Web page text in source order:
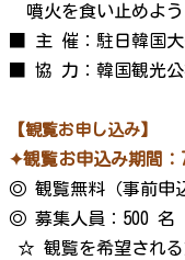
噴火を食い止めよ
■ 主 催：駐日韓国
■ 協 力：韓国観光
【観覧お申し込み】
✦観覧お申込み期間：
◎ 観覧無料（事前申
◎ 募集人員：500 名
☆ 観覧を希望される